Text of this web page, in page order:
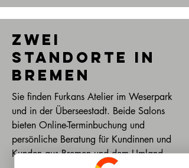
Zwei
Standorte in
Bremen
Sie finden Furkans Atelier im Weserpark
und in der Überseestadt. Beide Salons
bieten Online-Terminbuchung und
persönliche Beratung für Kundinnen und
Kunden aus Bremen und dem Umland.